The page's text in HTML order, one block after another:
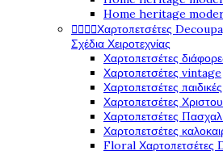
Home heritage
Χαρτοπετσέτες
Σχέδια Χειροτεχνίας
Χαρτοπετσέτες
Χαρτοπετσέτες vintage
Χαρτοπετσέτες παιδικές
Χαρτοπετσέτες
Χαρτοπετσέτες
Χαρτοπετσέτες
Floral Χαρτοπετσέτες